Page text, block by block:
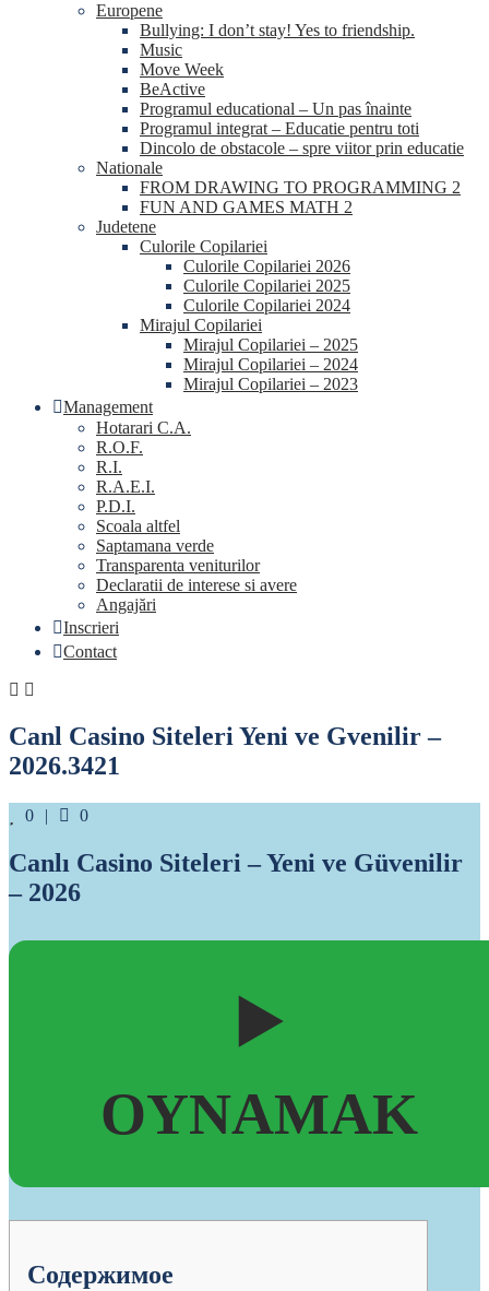
Europene
Bullying: I don’t stay! Yes to friendship.
Music
Move Week
BeActive
Programul educational – Un pas înainte
Programul integrat – Educatie pentru toti
Dincolo de obstacole – spre viitor prin educatie
Nationale
FROM DRAWING TO PROGRAMMING 2
FUN AND GAMES MATH 2
Judetene
Culorile Copilariei
Culorile Copilariei 2026
Culorile Copilariei 2025
Culorile Copilariei 2024
Mirajul Copilariei
Mirajul Copilariei – 2025
Mirajul Copilariei – 2024
Mirajul Copilariei – 2023
Management
Hotarari C.A.
R.O.F.
R.I.
R.A.E.I.
P.D.I.
Scoala altfel
Saptamana verde
Transparenta veniturilor
Declaratii de interese si avere
Angajări
Inscrieri
Contact
Canl Casino Siteleri Yeni ve Gvenilir –
2026.3421
Likes
0 Comments
0
Canlı Casino Siteleri – Yeni ve Güvenilir
– 2026
▶️
OYNAMAK
Содержимое